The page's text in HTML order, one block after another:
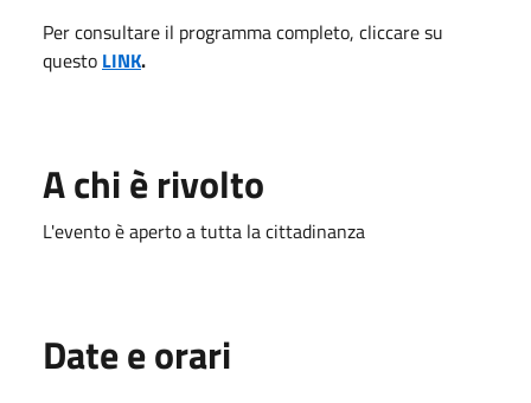
Per consultare il programma completo, cliccare su
questo LINK.
A chi è rivolto
L'evento è aperto a tutta la cittadinanza
Date e orari